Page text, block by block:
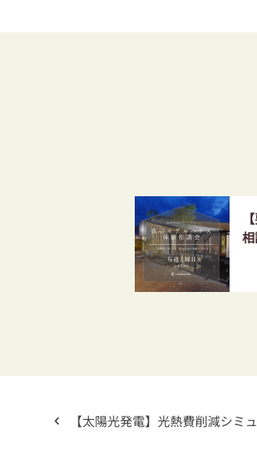
【太陽光発電】光熱費削減シミ